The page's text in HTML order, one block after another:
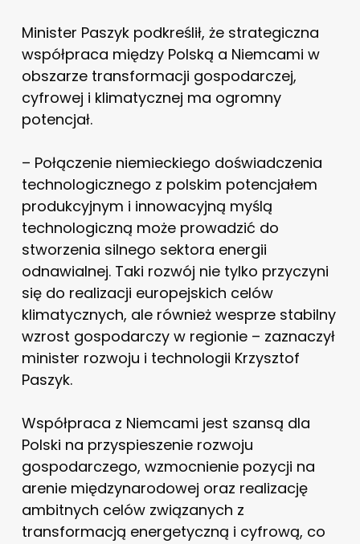
Minister Paszyk podkreślił, że strategiczna
współpraca między Polską a Niemcami w
obszarze transformacji gospodarczej,
cyfrowej i klimatycznej ma ogromny
potencjał.
– Połączenie niemieckiego doświadczenia
technologicznego z polskim potencjałem
produkcyjnym i innowacyjną myślą
technologiczną może prowadzić do
stworzenia silnego sektora energii
odnawialnej. Taki rozwój nie tylko przyczyni
się do realizacji europejskich celów
klimatycznych, ale również wesprze stabilny
wzrost gospodarczy w regionie – zaznaczył
minister rozwoju i technologii Krzysztof
Paszyk.
Współpraca z Niemcami jest szansą dla
Polski na przyspieszenie rozwoju
gospodarczego, wzmocnienie pozycji na
arenie międzynarodowej oraz realizację
ambitnych celów związanych z
transformacją energetyczną i cyfrową, co